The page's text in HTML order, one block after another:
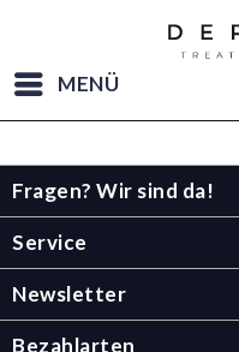
MENÜ
Fragen? Wir sind da!
Service
Newsletter
Bezahlarten